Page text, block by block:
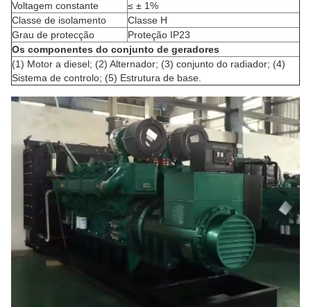
Voltagem constante
≤ ± 1%
Classe de isolamento
Classe H
Grau de protecção
Proteção IP23
Os componentes do conjunto de geradores
(1) Motor a diesel; (2) Alternador; (3) conjunto do radiador; (4)
Sistema de controlo; (5) Estrutura de base.